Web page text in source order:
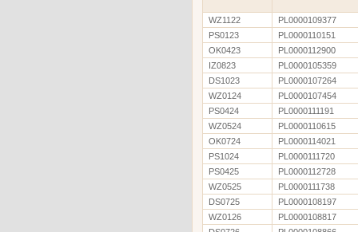
WZ1122
PL0000109377
PS0123
PL0000110151
OK0423
PL0000112900
IZ0823
PL0000105359
DS1023
PL0000107264
WZ0124
PL0000107454
PS0424
PL0000111191
WZ0524
PL0000110615
OK0724
PL0000114021
PS1024
PL0000111720
PS0425
PL0000112728
WZ0525
PL0000111738
DS0725
PL0000108197
WZ0126
PL0000108817